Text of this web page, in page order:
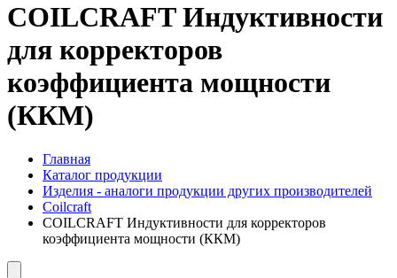
COILCRAFT Индуктивности
для корректоров
коэффициента мощности
(ККМ)
Главная
Каталог продукции
Изделия - аналоги продукции других производителей
Coilcraft
COILCRAFT Индуктивности для корректоров
коэффициента мощности (ККМ)